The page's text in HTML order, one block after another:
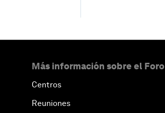
Más información sobre el Foro
Centros
Reuniones